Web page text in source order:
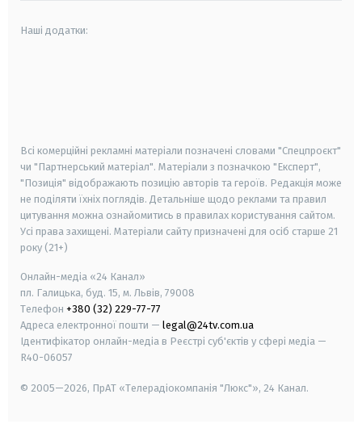
Наші додатки:
Всі комерційні рекламні матеріали позначені словами "Спецпроєкт"
чи "Партнерський матеріал". Матеріали з позначкою "Експерт",
"Позиція" відображають позицію авторів та героїв. Редакція може
не поділяти їхніх поглядів. Детальніше щодо реклами та правил
цитування можна ознайомитись в правилах користування сайтом.
Усі права захищені. Матеріали сайту призначені для осіб старше 21
року (21+)
Онлайн-медіа «24 Канал»
пл. Галицька, буд. 15, м. Львів, 79008
Телефон +380 (32) 229-77-77
Адреса електронної пошти — legal@24tv.com.ua
Ідентифікатор онлайн-медіа в Реєстрі суб'єктів у сфері медіа —
R40-06057
© 2005—2026, ПрАТ «Телерадіокомпанія "Люкс"», 24 Канал.